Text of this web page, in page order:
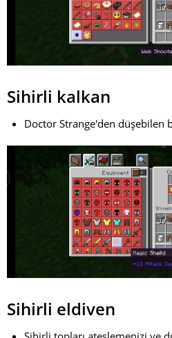
Sihirli kalkan
Doctor Strange'den düşebilen
Sihirli eldiven